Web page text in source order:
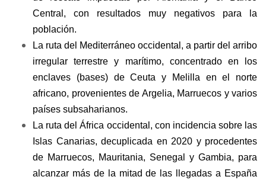
Central, con resultados muy negativos para la
población.
La ruta del Mediterráneo occidental, a partir del arribo
irregular terrestre y marítimo, concentrado en los
enclaves (bases) de Ceuta y Melilla en el norte
africano, provenientes de Argelia, Marruecos y varios
países subsaharianos.
La ruta del África occidental, con incidencia sobre las
Islas Canarias, decuplicada en 2020 y procedentes
de Marruecos, Mauritania, Senegal y Gambia, para
alcanzar más de la mitad de las llegadas a España